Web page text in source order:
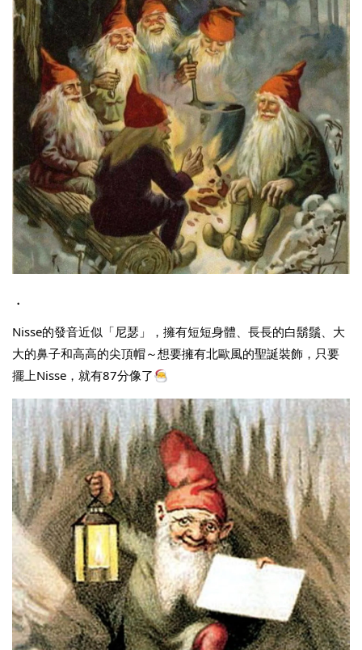
・
Nisse的發音近似「尼瑟」，擁有短短身體、長長的白鬍鬚、大
大的鼻子和高高的尖頂帽～想要擁有北歐風的聖誕裝飾，只要
擺上Nisse，就有87分像了